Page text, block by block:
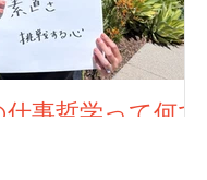
事哲学って何で